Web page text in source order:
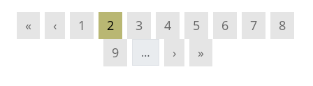
Primera pàgina
« Pàgina anterior
‹ Pàgina
1 Pàgina actual
2 Pàgina
3 Pàgina
4 Pàgina
5 Pàgina
6 Pàgina
7
8
Pàgina
9 … Pàgina següent
› Última pàgina
»